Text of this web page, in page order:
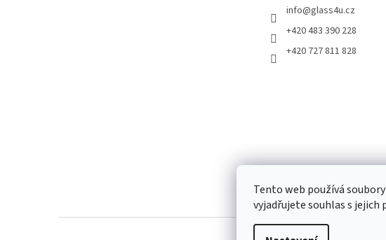
Tento web používá
vyjadřujete souhlas s jejich
info@glass4u.cz
+420 483 390 228
+420 727 811 828